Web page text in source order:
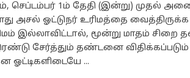
செப்டம்பர் 1ம் தேதி (இன்று) முதல்
அசல் ஓட்டுநர் உரிமத்தை
இல்லாவிட்டால், மூன்று மாதம்
சேர்த்தும் தண்டனை
ஓட்டிகளிடையே ...